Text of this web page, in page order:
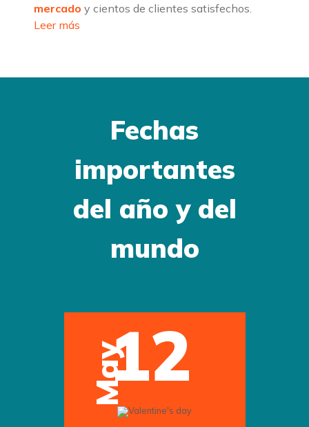
mercado y cientos de clientes satisfechos.
Leer más
Fechas
importantes
del año y del
mundo
May
12